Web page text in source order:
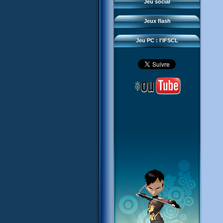
Jeu social
Jeux flash
Sector 2 Escape
Jeu PC : l'IFSCL
Téléchargements
Réseau IFSCL